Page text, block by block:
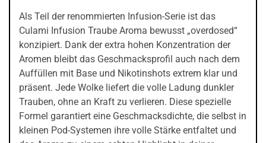
Als Teil der renommierten Infusion-Serie ist das
Culami Infusion Traube Aroma bewusst „overdosed“
konzipiert. Dank der extra hohen Konzentration der
Aromen bleibt das Geschmacksprofil auch nach dem
Auffüllen mit Base und Nikotinshots extrem klar und
präsent. Jede Wolke liefert die volle Ladung dunkler
Trauben, ohne an Kraft zu verlieren. Diese spezielle
Formel garantiert eine Geschmacksdichte, die selbst in
kleinen Pod-Systemen ihre volle Stärke entfaltet und